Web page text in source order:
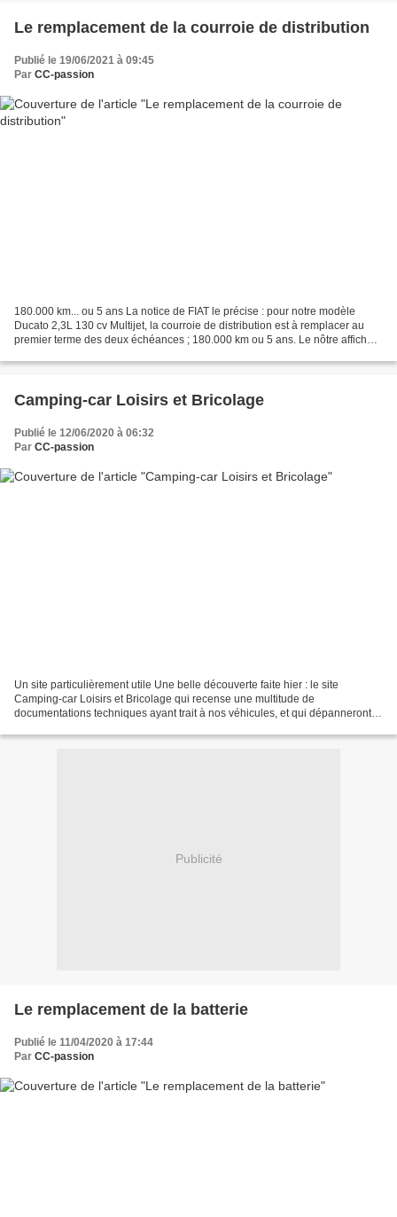
Le remplacement de la courroie de distribution
Publié le 19/06/2021 à 09:45
Par CC-passion
180.000 km... ou 5 ans La notice de FIAT le précise : pour notre modèle
Ducato 2,3L 130 cv Multijet, la courroie de distribution est à remplacer au
premier terme des deux échéances ; 180.000 km ou 5 ans. Le nôtre affiche
Camping-car Loisirs et Bricolage
Publié le 12/06/2020 à 06:32
Par CC-passion
Un site particulièrement utile Une belle découverte faite hier : le site
Camping-car Loisirs et Bricolage qui recense une multitude de
documentations techniques ayant trait à nos véhicules, et qui dépanneront
Publicité
Le remplacement de la batterie
Publié le 11/04/2020 à 17:44
Par CC-passion